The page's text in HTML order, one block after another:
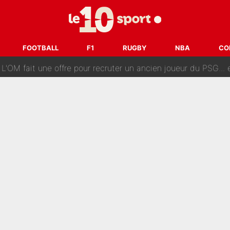
FOOTBALL F1 RUGBY NBA
annonce un premier problème pour Zinedine Zidane en
et va entrer dans une nouvelle dimension :
fait une offre pour recruter un ancien joueur du